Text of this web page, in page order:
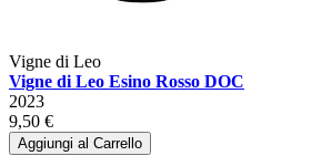
Vigne di Leo
Vigne di Leo Esino Rosso DOC
2023
9,50 €
Aggiungi al Carrello